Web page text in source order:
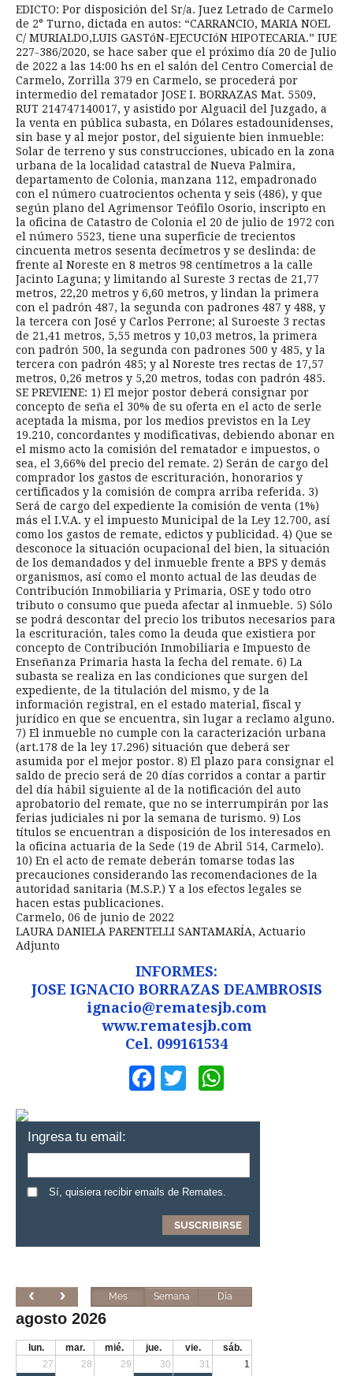
EDICTO: Por disposición del Sr/a. Juez Letrado de Carmelo
de 2° Turno, dictada en autos: “CARRANCIO, MARIA NOEL
C/ MURIALDO,LUIS GASTóN-EJECUCIóN HIPOTECARIA.” IUE
227-386/2020, se hace saber que el próximo día 20 de Julio
de 2022 a las 14:00 hs en el salón del Centro Comercial de
Carmelo, Zorrilla 379 en Carmelo, se procederá por
intermedio del rematador JOSE I. BORRAZAS Mat. 5509,
RUT 214747140017, y asistido por Alguacil del Juzgado, a
la venta en pública subasta, en Dólares estadounidenses,
sin base y al mejor postor, del siguiente bien inmueble:
Solar de terreno y sus construcciones, ubicado en la zona
urbana de la localidad catastral de Nueva Palmira,
departamento de Colonia, manzana 112, empadronado
con el número cuatrocientos ochenta y seis (486), y que
según plano del Agrimensor Teófilo Osorio, inscripto en
la oficina de Catastro de Colonia el 20 de julio de 1972 con
el número 5523, tiene una superficie de trecientos
cincuenta metros sesenta decímetros y se deslinda: de
frente al Noreste en 8 metros 98 centímetros a la calle
Jacinto Laguna; y limitando al Sureste 3 rectas de 21,77
metros, 22,20 metros y 6,60 metros, y lindan la primera
con el padrón 487, la segunda con padrones 487 y 488, y
la tercera con José y Carlos Perrone; al Suroeste 3 rectas
de 21,41 metros, 5,55 metros y 10,03 metros, la primera
con padrón 500, la segunda con padrones 500 y 485, y la
tercera con padrón 485; y al Noreste tres rectas de 17,57
metros, 0,26 metros y 5,20 metros, todas con padrón 485.
SE PREVIENE: 1) El mejor postor deberá consignar por
concepto de seña el 30% de su oferta en el acto de serle
aceptada la misma, por los medios previstos en la Ley
19.210, concordantes y modificativas, debiendo abonar en
el mismo acto la comisión del rematador e impuestos, o
sea, el 3,66% del precio del remate. 2) Serán de cargo del
comprador los gastos de escrituración, honorarios y
certificados y la comisión de compra arriba referida. 3)
Será de cargo del expediente la comisión de venta (1%)
más el I.V.A. y el impuesto Municipal de la Ley 12.700, así
como los gastos de remate, edictos y publicidad. 4) Que se
desconoce la situación ocupacional del bien, la situación
de los demandados y del inmueble frente a BPS y demás
organismos, así como el monto actual de las deudas de
Contribución Inmobiliaria y Primaria, OSE y todo otro
tributo o consumo que pueda afectar al inmueble. 5) Sólo
se podrá descontar del precio los tributos necesarios para
la escrituración, tales como la deuda que existiera por
concepto de Contribución Inmobiliaria e Impuesto de
Enseñanza Primaria hasta la fecha del remate. 6) La
subasta se realiza en las condiciones que surgen del
expediente, de la titulación del mismo, y de la
información registral, en el estado material, fiscal y
jurídico en que se encuentra, sin lugar a reclamo alguno.
7) El inmueble no cumple con la caracterización urbana
(art.178 de la ley 17.296) situación que deberá ser
asumida por el mejor postor. 8) El plazo para consignar el
saldo de precio será de 20 días corridos a contar a partir
del día hábil siguiente al de la notificación del auto
aprobatorio del remate, que no se interrumpirán por las
ferias judiciales ni por la semana de turismo. 9) Los
títulos se encuentran a disposición de los interesados en
la oficina actuaria de la Sede (19 de Abril 514, Carmelo).
10) En el acto de remate deberán tomarse todas las
precauciones considerando las recomendaciones de la
autoridad sanitaria (M.S.P.) Y a los efectos legales se
hacen estas publicaciones.
Carmelo, 06 de junio de 2022
LAURA DANIELA PARENTELLI SANTAMARÍA, Actuario
Adjunto
INFORMES:
JOSE IGNACIO BORRAZAS DEAMBROSIS
ignacio@rematesjb.com
www.rematesjb.com
Cel. 099161534
Facebook
Twitter
Ingresa tu email:
Sí, quisiera recibir emails de Remates.
Mes Semana Día
agosto 2026
lun. mar. mié. jue. vie.
sáb.
27
28 29 30 31 1